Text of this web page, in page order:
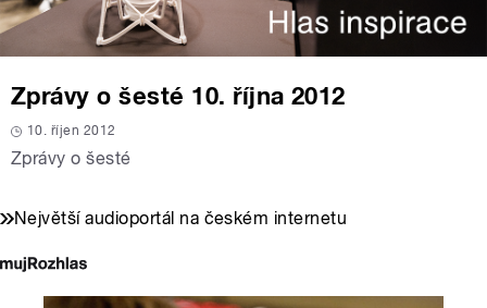
Zprávy o šesté 10. října 2012
10. říjen 2012
Zprávy o šesté
Největší audioportál na českém internetu